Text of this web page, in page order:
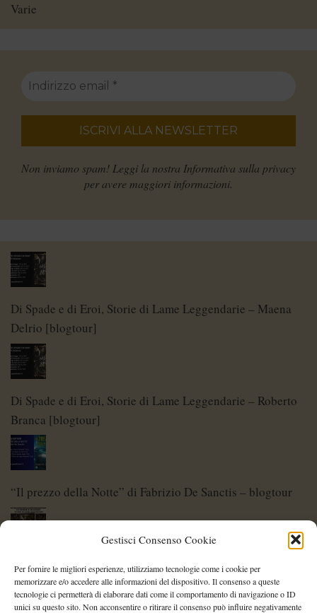
Gestisci Consenso Cookie
Per fornire le migliori esperienze, utilizziamo tecnologie come i cookie per
memorizzare e/o accedere alle informazioni del dispositivo. Il consenso a queste
tecnologie ci permetterà di elaborare dati come il comportamento di navigazione o ID
unici su questo sito. Non acconsentire o ritirare il consenso può influire negativamente
Varie
Non inviamo spam! Leggi la nostra Informativa sulla privacy
per avere maggiori informazioni.
Di Spade e di Eroi, Storie di Lame Leggendarie – Maena
Delrio [blogtour]
Di Spade e di Eroi, Storie di Lame Leggendarie – Roberto
Branca [blogtour]
“Il prezzo della Notte” di Fabrizio De Sanctis – blogtour
Di Spade e di Eroi – Storie di Lame Leggendarie